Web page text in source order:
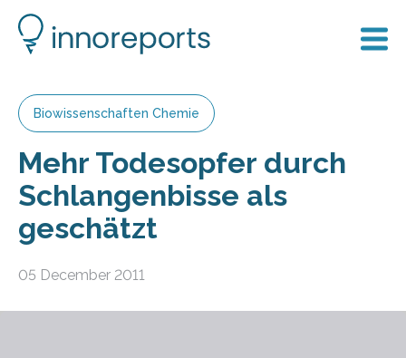
Biowissenschaften Chemie
Mehr Todesopfer durch
Schlangenbisse als
geschätzt
05 December 2011